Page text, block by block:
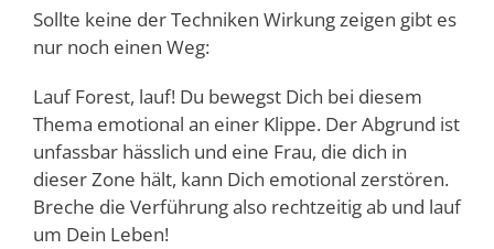
Sollte keine der Techniken Wirkung zeigen gibt es
nur noch einen Weg:
Lauf Forest, lauf! Du bewegst Dich bei diesem
Thema emotional an einer Klippe. Der Abgrund ist
unfassbar hässlich und eine Frau, die dich in
dieser Zone hält, kann Dich emotional zerstören.
Breche die Verführung also rechtzeitig ab und lauf
um Dein Leben!